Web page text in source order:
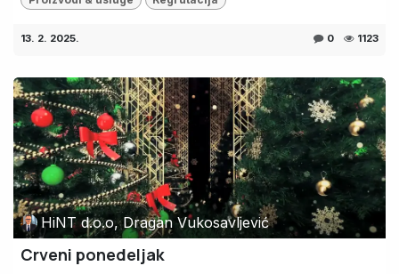
13. 2. 2025. 0 1123
HiNT d.o.o, Dragan Vukosavljević
Crveni ponedeljak